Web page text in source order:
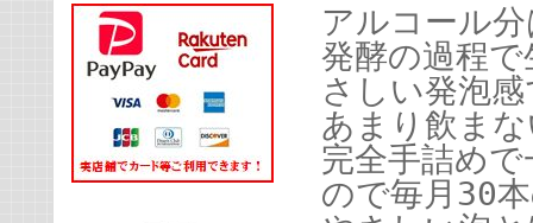
アルコール
発酵の過程
さしい発泡
あまり飲ま
完全手詰め
ので毎月30